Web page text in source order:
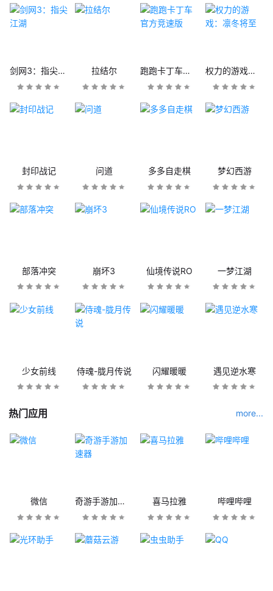
剑网3：指尖江湖 拉结尔 跑跑卡丁车官方竞速版 权力的游戏：凛冬将至
封印战记 问道 多多自走棋 梦幻西游
部落冲突 崩坏3 仙境传说RO 一梦江湖
少女前线 侍魂-胧月传说 闪耀暖暖 遇见逆水寒
热门应用 more...
微信 奇游手游加速器 喜马拉雅 哔哩哔哩